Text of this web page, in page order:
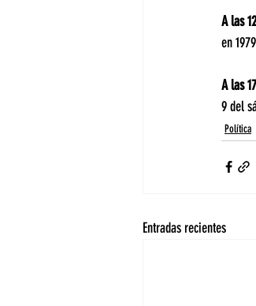
A las
en
A las
9 del
Política
Entradas recientes